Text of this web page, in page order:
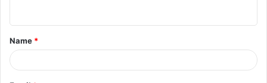
t
*
Name *